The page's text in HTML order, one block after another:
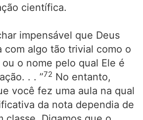
científica.
impensável que Deus
com algo tão trivial como o
o nome pelo qual Ele é
. . ”72 No entanto,
você fez uma aula na qual
da nota dependia de